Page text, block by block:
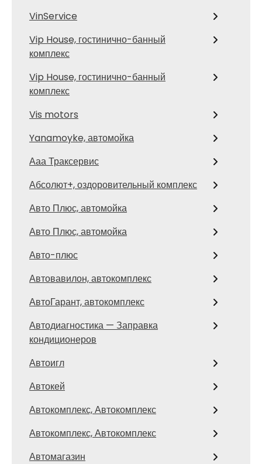
VinService
Vip House, гостинично-банный
комплекс
Vip House, гостинично-банный
комплекс
Vis motors
Yanamoyke, автомойка
Ааа Траксервис
Абсолют+, оздоровительный комплекс
Авто Плюс, автомойка
Авто Плюс, автомойка
Авто-плюс
Автовавилон, автокомплекс
АвтоГарант, автокомплекс
Автодиагностика — Заправка
кондиционеров
Автоигл
Автокей
Автокомплекс, Автокомплекс
Автокомплекс, Автокомплекс
Автомагазин